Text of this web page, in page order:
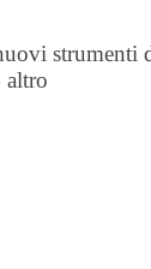
strumenti
altro